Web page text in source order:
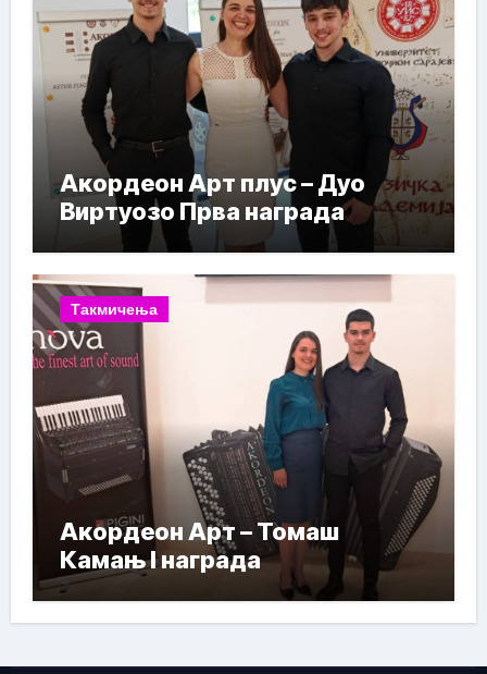
Акордеон Арт плус – Дуо
Виртуозо Прва награда
Такмичења
Акордеон Арт – Томаш
Камањ I награда